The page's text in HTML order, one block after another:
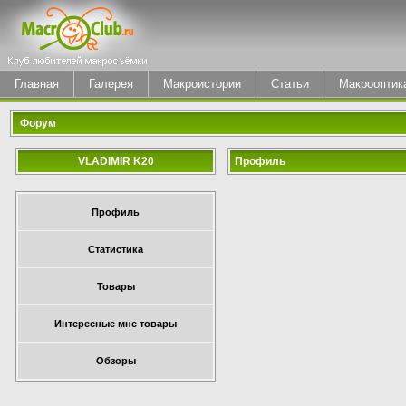
Главная Галерея Макроистории Статьи
Форум
VLADIMIR K20
Профиль
Статистика
Товары
Интересные мне товары
Обзоры
Профиль